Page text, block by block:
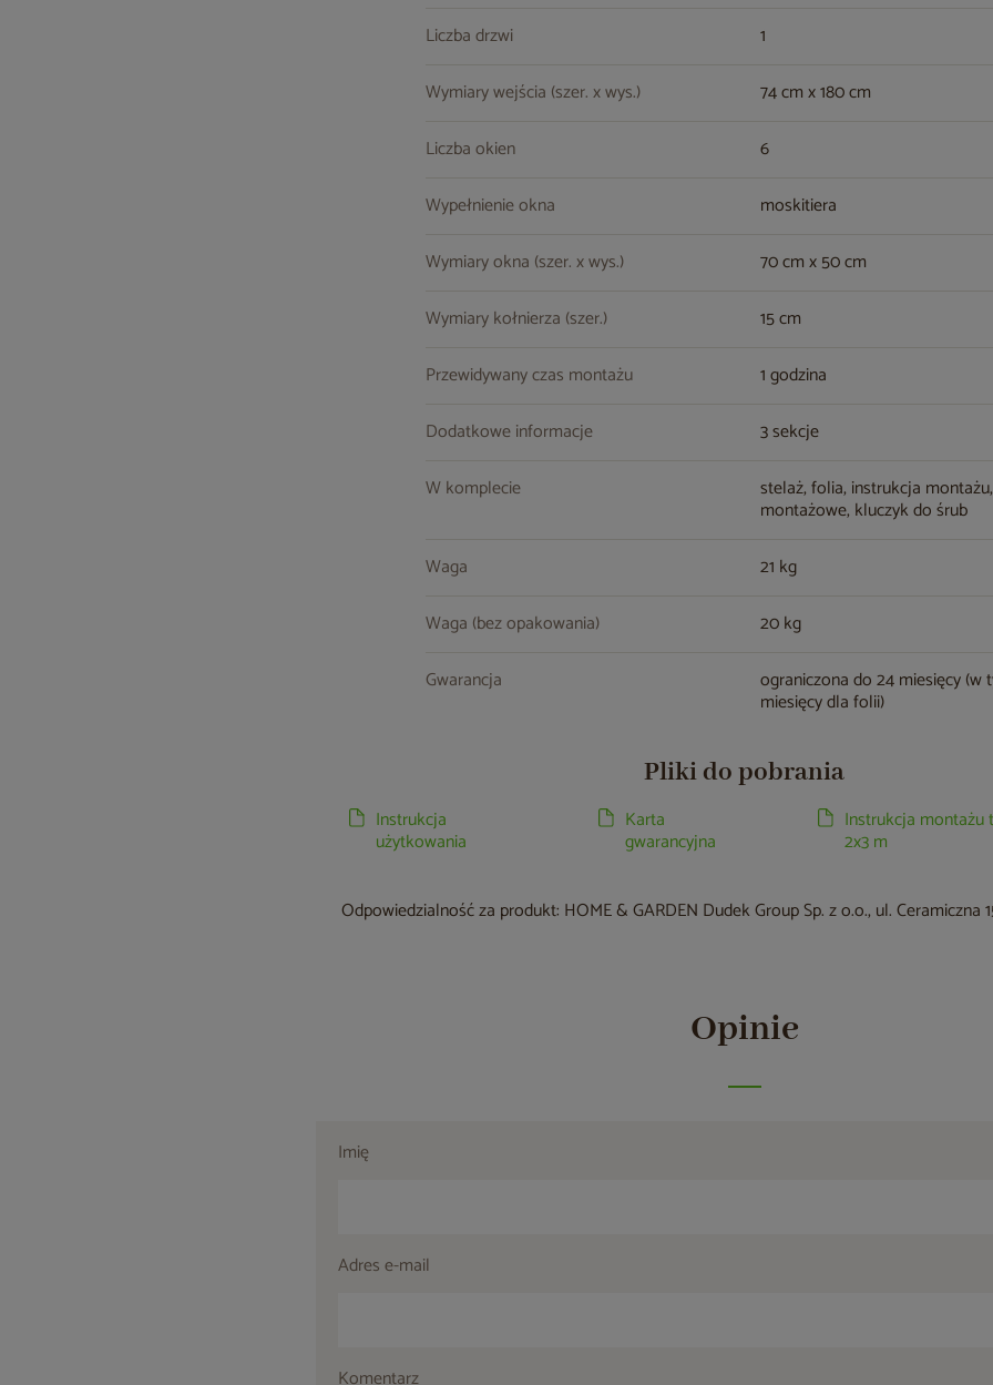
Liczba drzwi
1
Wymiary wejścia (szer. x wys.)
74 cm x 180 cm
Liczba okien
6
Wypełnienie okna
moskitiera
Wymiary okna (szer. x wys.)
70 cm x 50 cm
Wymiary kołnierza (szer.)
15 cm
Przewidywany czas montażu
1 godzina
Dodatkowe informacje
3 sekcje
W komplecie
stelaż, folia, instrukcja
montażowe, kluczyk do śrub
Waga
21 kg
Waga (bez opakowania)
20 kg
Gwarancja
ograniczona do 24 miesięcy (w
miesięcy dla folii)
Pliki do pobrania
Instrukcja
użytkowania
Karta
gwarancyjna
Instrukcja
2x3 m
Odpowiedzialność za produkt: HOME & GARDEN Dudek Group Sp. z o.o., ul. Ceramiczna
Opinie
Imię
Adres e-mail
Komentarz